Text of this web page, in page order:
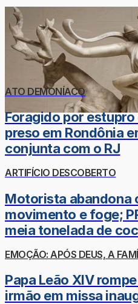
ATO DEMONÍACO
Foragido por
preso em Rondônia
conjunta com o RJ
ARTIFÍCIO DESCOBERTO
Motorista abandona
movimento e foge;
meia tonelada de
EMOÇÃO: APÓS DEUS, A
Papa Leão XIV
irmão em missa